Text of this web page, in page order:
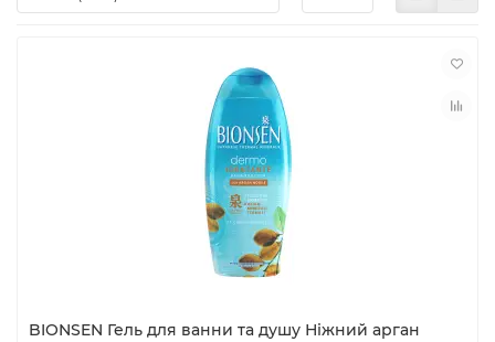
BIONSEN Гель для ванни та душу Ніжний арган